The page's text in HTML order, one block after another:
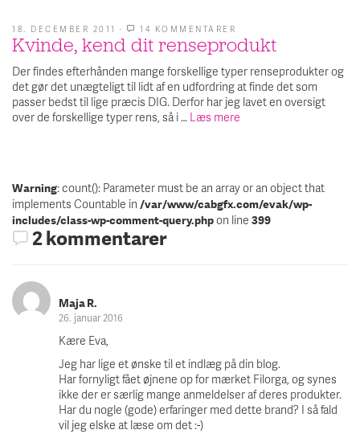
18. DECEMBER 2011 · 14 KOMMENTARER
KVINDE,
KEND
RENSEPRODUKT
Kvinde, kend dit renseprodukt
Der findes efterhånden mange forskellige typer renseprodukter og
det gør det unægteligt til lidt af en udfordring at finde det som
passer bedst til lige præcis DIG. Derfor har jeg lavet en oversigt
over de forskellige typer rens, så i … Læs mere
Warning: count(): Parameter must be an array or an object that
implements Countable in /var/www/cabgfx.com/evak/wp-
includes/class-wp-comment-query.phpon line 399
2 kommentarer
Maja R.
26. januar 2016
Kære Eva,
Jeg har lige et ønske til et indlæg på din blog.
Har fornyligt fået øjnene op for mærket Filorga, og synes
ikke der er særlig mange anmeldelser af deres produkter.
Har du nogle (gode) erfaringer med dette brand? I så fald
vil jeg elske at læse om det :-)